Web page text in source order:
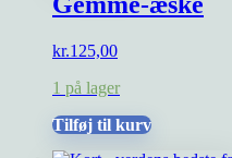
kr.125,00
1 på lager
Tilføj til kurv